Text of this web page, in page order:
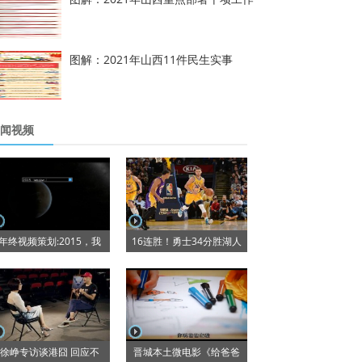
图解：2021年山西11件民生实事
视频
终视频策划:2015，我 16连胜！勇士34分胜湖人
徐峥专访谈港囧 回应不 晋城本土微电影《给爸爸